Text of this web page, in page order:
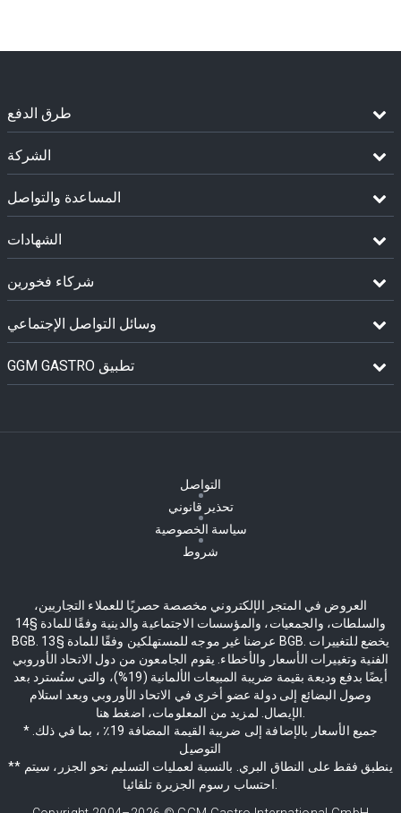
طرق الدفع
الشركة
المساعدة والتواصل
الشهادات
شركاء فخورين
وسائل التواصل الإجتماعي
GGM GASTRO تطبيق
التواصل
تحذير قانوني
سياسة الخصوصية
شروط
العروض في المتجر الإلكتروني مخصصة حصريًا للعملاء التجاريين،
والسلطات، والجمعيات، والمؤسسات الاجتماعية والدينية وفقًا للمادة §14
BGB. عرضنا غير موجه للمستهلكين وفقًا للمادة §13 BGB. يخضع للتغييرات
الفنية وتغييرات الأسعار والأخطاء. يقوم الجامعون من دول الاتحاد الأوروبي
أيضًا بدفع وديعة بقيمة ضريبة المبيعات الألمانية (19%)، والتي ستُسترد بعد
وصول البضائع إلى دولة عضو أخرى في الاتحاد الأوروبي وبعد استلام
* جميع الأسعار بالإضافة إلى ضريبة القيمة المضافة 19٪ ، بما في ذلك.
التوصيل
** ينطبق فقط على النطاق البري. بالنسبة لعمليات التسليم نحو الجزر، سيتم